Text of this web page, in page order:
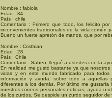
Nombre : fabiola
Edad : 34
País : chile
Comentario : Primero que todo, los felicito
inconvenientes tradicionales de la vida común
Bueno un fuerte apretòn de manos, que por
Nombre : Cristhian
Edad : 28
País : Chile
Comentario : Saben, llegué a ustedes con la
En realidad me gustó bastante ya que
vidas y en este mundo fabricado para
información y ayuda, sobre todo a
diferentes a los demás. Por último me
nuestros correos personales noticias, ayuda u
de los zurdos. Se despide un zurdo seguidor de